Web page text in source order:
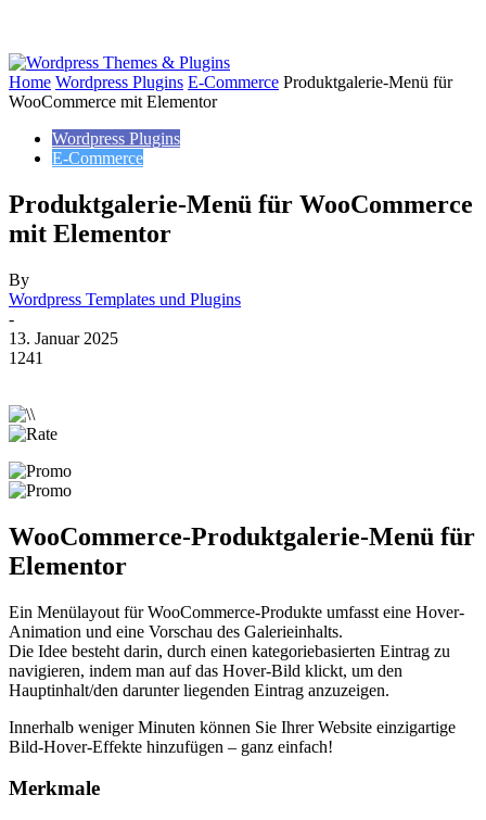
Home Wordpress Plugins E-Commerce Produktgalerie-Menü für
WooCommerce mit Elementor
Wordpress Plugins
E-Commerce
Produktgalerie-Menü für WooCommerce
mit Elementor
By
Wordpress Templates und Plugins
-
13. Januar 2025
1241
WooCommerce-Produktgalerie-Menü für
Elementor
Ein Menülayout für WooCommerce-Produkte umfasst eine Hover-
Animation und eine Vorschau des Galerieinhalts.
Die Idee besteht darin, durch einen kategoriebasierten Eintrag zu
navigieren, indem man auf das Hover-Bild klickt, um den
Hauptinhalt/den darunter liegenden Eintrag anzuzeigen.
Innerhalb weniger Minuten können Sie Ihrer Website einzigartige
Bild-Hover-Effekte hinzufügen – ganz einfach!
Merkmale